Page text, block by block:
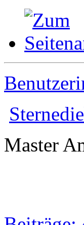
Master